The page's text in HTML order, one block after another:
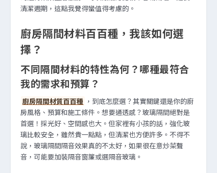
清潔週期，這點我覺得蠻值得考慮的。
廚房隔間材料百百種，我該如何選
擇？
不同隔間材料的特性為何？哪種最符合
我的需求和預算？
廚房隔間材質百百種 ，到底怎麼選？其實關鍵還是你的廚
房風格、預算和施工條件。想要通透感？玻璃隔間絕對是
首選！採光好、空間感也大。但家裡有小孩的話，強化玻
璃比較安全，雖然貴一點點，但清潔也方便許多。不得不
說，玻璃隔間隔音效果真的不太好，如果很在意炒菜聲
音，可能要加裝隔音窗簾或選隔音玻璃。